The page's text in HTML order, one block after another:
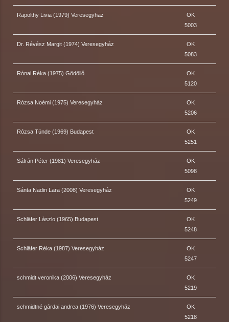
Rapolthy Livia (1979) Veresegyhaz
OK
5003
Dr. Révész Margit (1974) Veresegyház
OK
5083
Rónai Réka (1975) Gödöllő
OK
5120
Rózsa Noémi (1975) Veresegyház
OK
5206
Rózsa Tünde (1969) Budapest
OK
5251
Sáfrán Péter (1981) Veresegyház
OK
5098
Sánta Nadin Lara (2008) Veresegyház
OK
5249
Schläfer Làszlo (1965) Budapest
OK
5248
Schläfer Réka (1987) Veresegyház
OK
5247
schmidt veronika (2006) Veresegyház
OK
5219
schmidtné gárdai andrea (1976) Veresegyház
OK
5218